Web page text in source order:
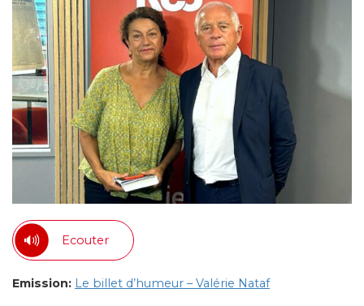
Ecouter
Emission: Le billet d’humeur – Valérie Nataf